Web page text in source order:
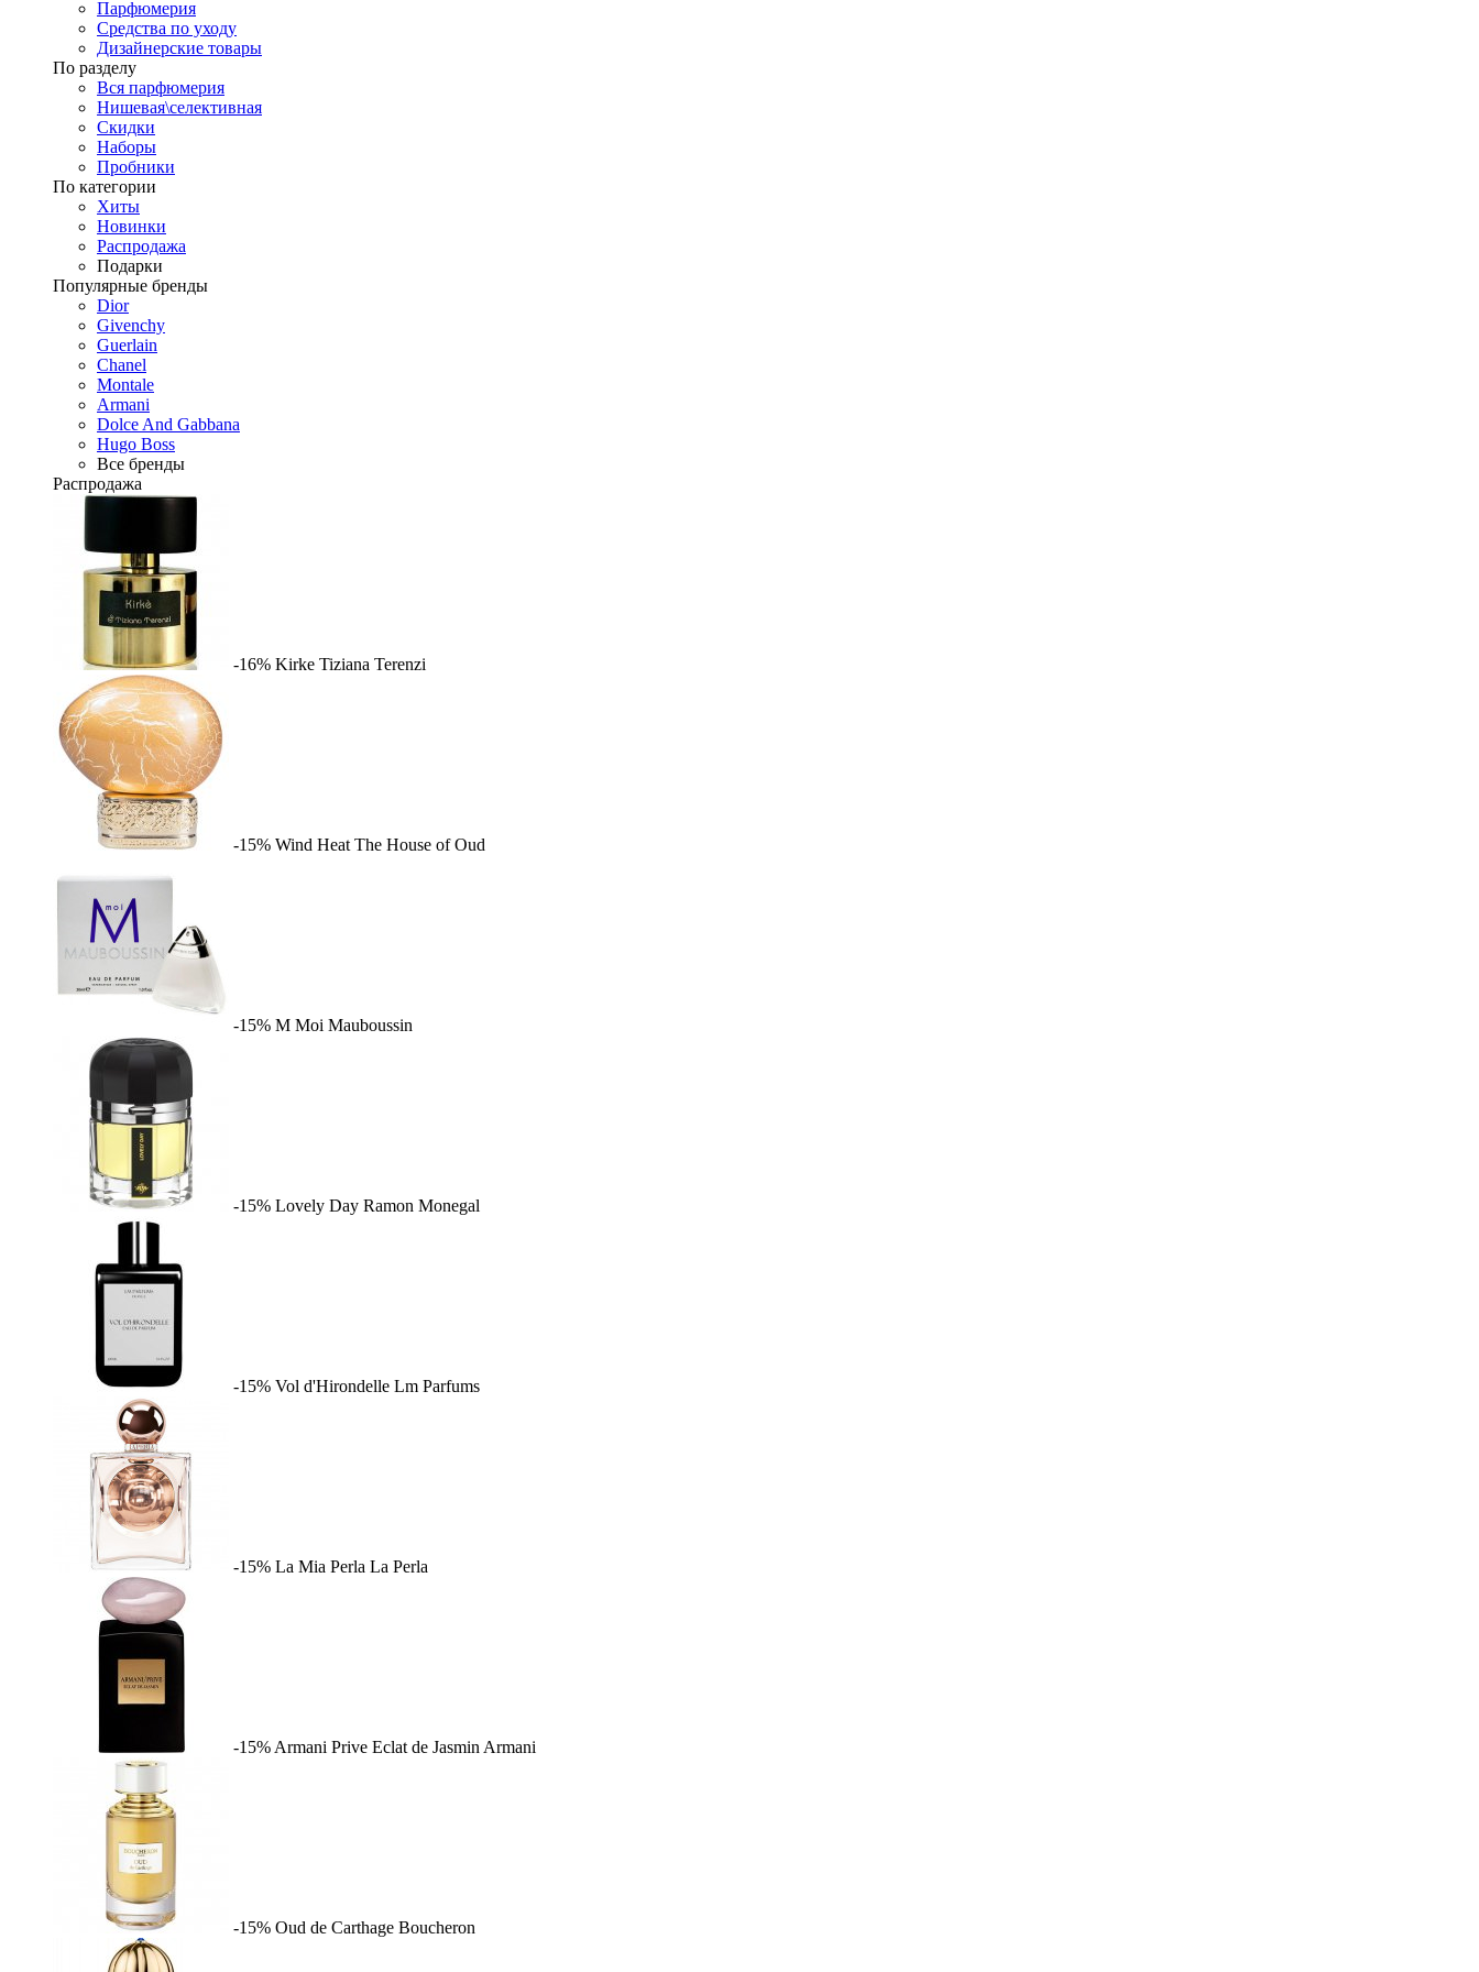
Парфюмерия
Средства по уходу
Дизайнерские товары
По разделу
Вся парфюмерия
Нишевая\селективная
Скидки
Наборы
Пробники
По категории
Хиты
Новинки
Распродажа
Подарки
Популярные бренды
Dior
Givenchy
Guerlain
Chanel
Montale
Armani
Dolce And Gabbana
Hugo Boss
Все бренды
Распродажа
-16% Kirke Tiziana Terenzi
-15% Wind Heat The House of Oud
-15% M Moi Mauboussin
-15% Lovely Day Ramon Monegal
-15% Vol d'Hirondelle Lm Parfums
-15% La Mia Perla La Perla
-15% Armani Prive Eclat de Jasmin Armani
-15% Oud de Carthage Boucheron